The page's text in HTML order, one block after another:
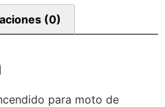
(0)
para moto de